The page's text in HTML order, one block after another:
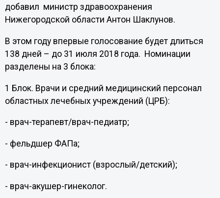
добавил министр здравоохранения
Нижегородской области Антон Шаклунов.
В этом году впервые голосование будет длиться
138 дней – до 31 июля 2018 года. Номинации
разделены на 3 блока:
1 Блок. Врачи и средний медицинский персонал
областных лечебных учреждений (ЦРБ):
- врач-терапевт/врач-педиатр;
- фельдшер ФАПа;
- врач-инфекционист (взрослый/детский);
- врач-акушер-гинеколог.